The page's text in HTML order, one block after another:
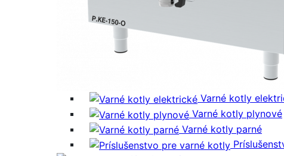
Varné kotly
Varné kotly plynové
Varné kotly parné